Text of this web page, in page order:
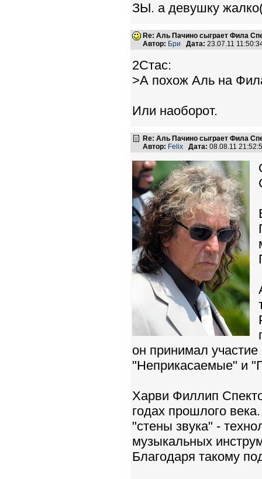
ЗЫ. а девушку
Re: Аль Пачино сыграет Фила
Автор: Бри Дата: 23.07.11
2Стас:
>А похож Аль на
Или наоборот.
Re: Аль Пачино сыграет Фила
Автор: Felix Дата: 08.08.11
он принимал
"Неприкасаемые" и
Харви Филлип
годах прошлого
"стены звука" -
музыкальных
Благодаря такому